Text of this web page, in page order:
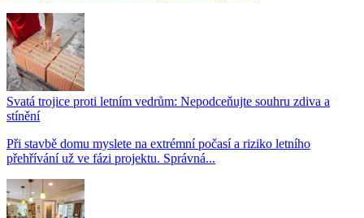
Svatá trojice proti letním vedrům: Nepodceňujte souhru zdiva a
stínění
Při stavbě domu myslete na extrémní počasí a riziko letního
přehřívání už ve fázi projektu. Správná...